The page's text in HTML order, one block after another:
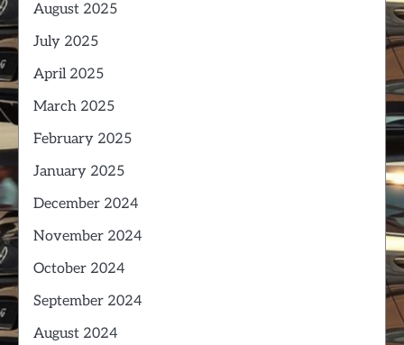
August 2025
July 2025
April 2025
March 2025
February 2025
January 2025
December 2024
November 2024
October 2024
September 2024
August 2024